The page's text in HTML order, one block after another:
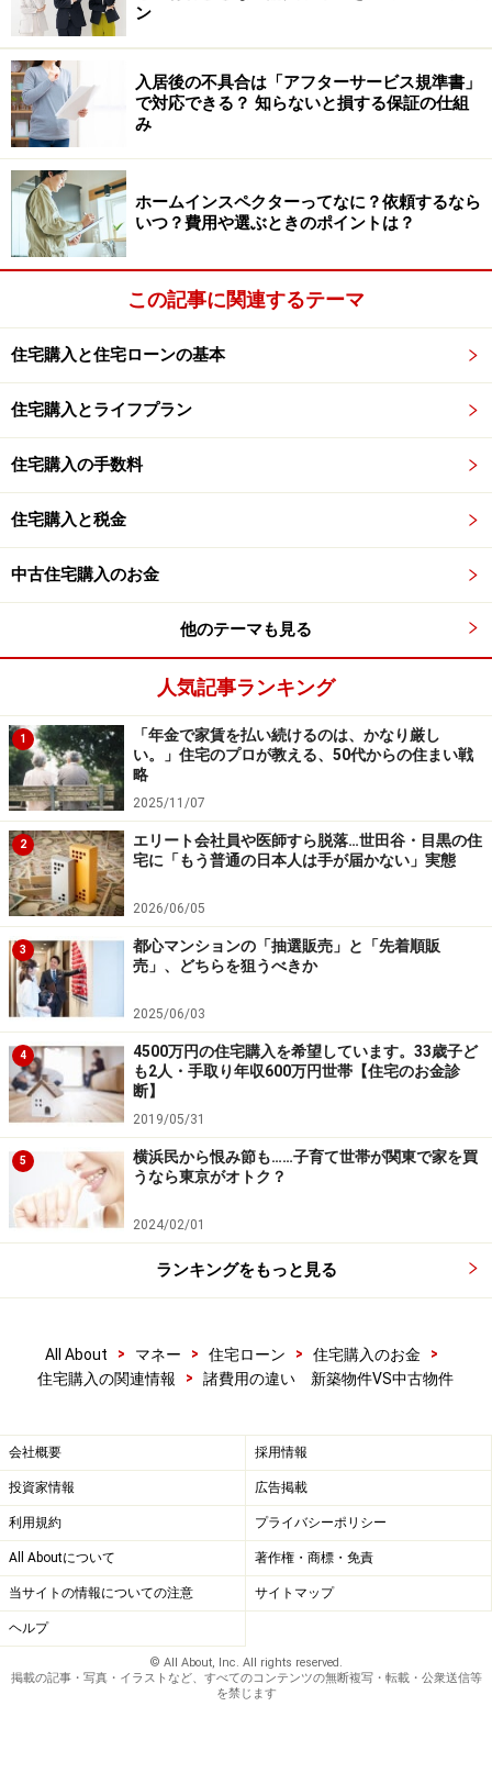
ン
入居後の不具合は「アフターサービス規準書」
で対応できる？ 知らないと損する保証の仕組
み
ホームインスペクターってなに？依頼するなら
いつ？費用や選ぶときのポイントは？
この記事に関連するテーマ
住宅購入と住宅ローンの基本
住宅購入とライフプラン
住宅購入の手数料
住宅購入と税金
中古住宅購入のお金
他のテーマも見る
人気記事ランキング
1
「年金で家賃を払い続けるのは、かなり厳し
い。」住宅のプロが教える、50代からの住まい戦
略
2025/11/07
2
エリート会社員や医師すら脱落…世田谷・目黒の住
宅に「もう普通の日本人は手が届かない」実態
2026/06/05
3
都心マンションの「抽選販売」と「先着順販
売」、どちらを狙うべきか
2025/06/03
4
4500万円の住宅購入を希望しています。33歳子ど
も2人・手取り年収600万円世帯【住宅のお金診
断】
2019/05/31
5
横浜民から恨み節も……子育て世帯が関東で家を買
うなら東京がオトク？
2024/02/01
ランキングをもっと見る
All About > マネー > 住宅ローン > 住宅購入のお金
>
住宅購入の関連情報
> 諸費用の違い 新築物件VS中古物件
会社概要 採用情報
投資家情報 広告掲載
利用規約 プライバシーポリシー
All Aboutについて 著作権・商標・免責
当サイトの情報についての注意 サイトマップ
ヘルプ
© All About, Inc. All rights reserved.
掲載の記事・写真・イラストなど、すべてのコンテンツの無断複写・転載・公衆送信等
を禁じます